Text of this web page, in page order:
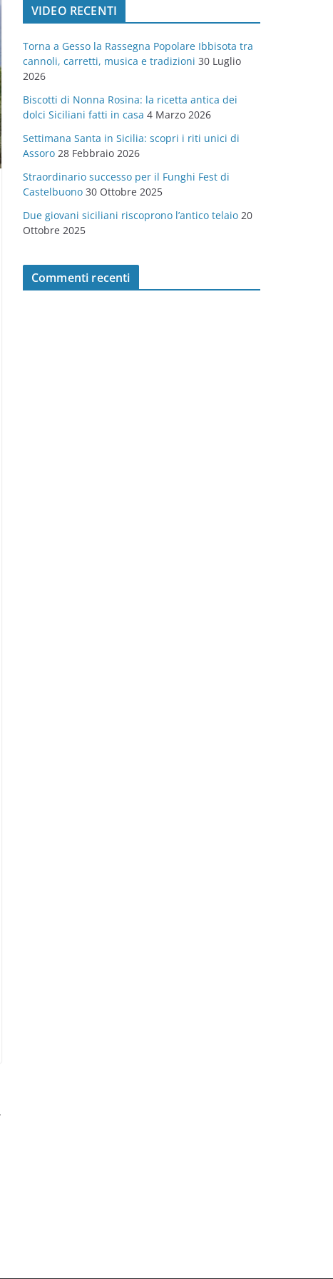
o
r
e
VIDEO RECENTI
Torna a Gesso la Rassegna Popolare Ibbisota tra
cannoli, carretti, musica e tradizioni 30 Luglio
2026
Biscotti di Nonna Rosina: la ricetta antica dei
dolci Siciliani fatti in casa 4 Marzo 2026
Settimana Santa in Sicilia: scopri i riti unici di
Assoro 28 Febbraio 2026
Straordinario successo per il Funghi Fest di
Castelbuono 30 Ottobre 2025
Due giovani siciliani riscoprono l’antico telaio 20
Ottobre 2025
Commenti recenti